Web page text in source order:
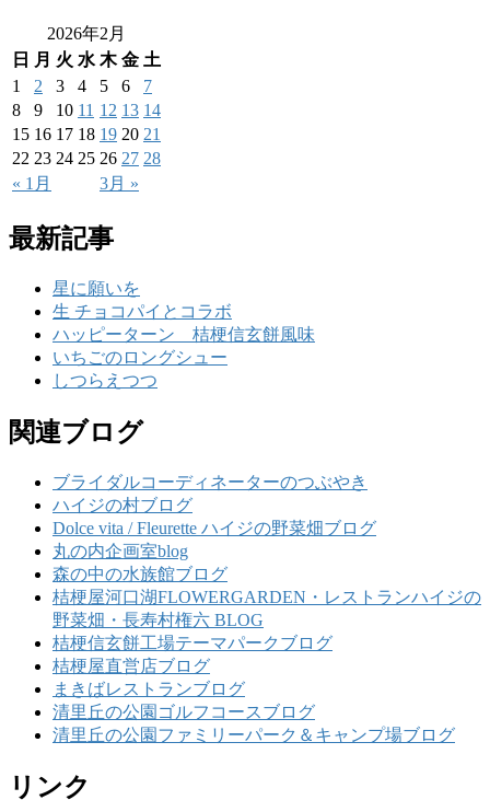
2026年2月
日
月 火 水 木 金 土
« 1月 3月 »
1 2 3 4 5 6
7
8
9 10 11 12 13 14
15 16 17 18 19 20 21
22 23 24 25 26 27 28
最新記事
星に願いを
生 チョコパイとコラボ
ハッピーターン 桔梗信玄餅風味
いちごのロングシュー
しつらえつつ
関連ブログ
ブライダルコーディネーターのつぶやき
ハイジの村ブログ
Dolce vita / Fleurette ハイジの野菜畑ブログ
丸の内企画室blog
森の中の水族館ブログ
桔梗屋河口湖FLOWERGARDEN・レストランハイジの
野菜畑・長寿村権六 BLOG
桔梗信玄餅工場テーマパークブログ
桔梗屋直営店ブログ
まきばレストランブログ
清里丘の公園ゴルフコースブログ
清里丘の公園ファミリーパーク＆キャンプ場ブログ
リンク